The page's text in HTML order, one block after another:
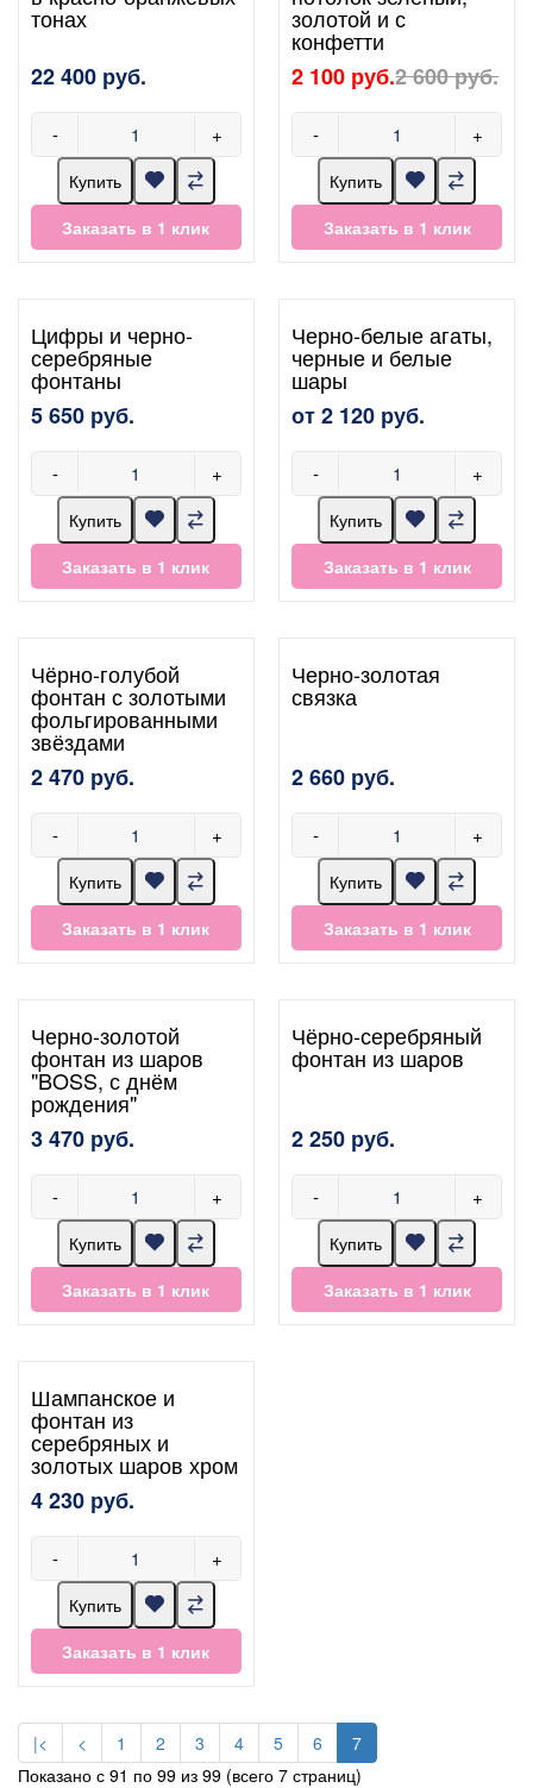
тонах
22 400 руб.
- +
Купить
Заказать в 1 клик
золотой и с
конфетти
2 100 руб.2 600 руб.
- +
Купить
Заказать в 1 клик
Цифры и черно-
серебряные
фонтаны
5 650 руб.
- +
Купить
Заказать в 1 клик
Черно-белые агаты,
черные и белые
шары
от 2 120 руб.
- +
Купить
Заказать в 1 клик
Чёрно-голубой
фонтан с золотыми
фольгированными
звёздами
2 470 руб.
- +
Купить
Заказать в 1 клик
Черно-золотая
связка
2 660 руб.
- +
Купить
Заказать в 1 клик
Черно-золотой
фонтан из шаров
"BOSS, с днём
рождения"
3 470 руб.
- +
Купить
Заказать в 1 клик
Чёрно-серебряный
фонтан из шаров
2 250 руб.
- +
Купить
Заказать в 1 клик
Шампанское и
фонтан из
серебряных и
золотых шаров хром
4 230 руб.
- +
Купить
Заказать в 1 клик
|< < 1 2 3 4 5 6
7
Показано с 91 по 99 из 99 (всего 7 страниц)